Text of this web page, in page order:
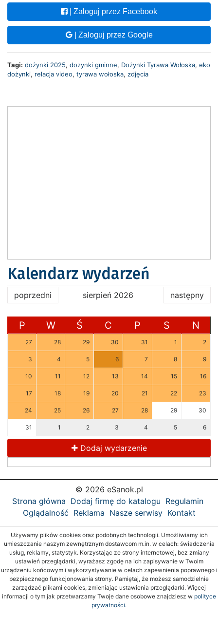
| Zaloguj przez Facebook
| Zaloguj przez Google
Tagi: dożynki 2025, dozynki gminne, Dożynki Tyrawa Wołoska, eko
dożynki, relacja video, tyrawa wołoska, zdjęcia
Kalendarz wydarzeń
poprzedni sierpień 2026 następny
P W Ś C P S N
27 28 29 30 31 1 2
3 4 5 6 7 8 9
10 11 12 13 14 15 16
17 18 19 20 21 22 23
24 25 26 27 28 29 30
31 1 2 3 4 5 6
Dodaj wydarzenie
© 2026 eSanok.pl
Strona główna Dodaj firmę do katalogu Regulamin
Oglądalność Reklama Nasze serwisy Kontakt
Używamy plików cookies oraz podobnych technologii. Umożliwiamy ich
umieszczanie naszym zewnętrznym dostawcom m.in. w celach: świadczenia
usług, reklamy, statystyk. Korzystając ze strony internetowej, bez zmiany
ustawień przeglądarki, wyrażasz zgodę na ich zapisywanie w Twoim
urządzeniu końcowym i wykorzystywanie w celach zapewnienia poprawnego i
bezpiecznego funkcjonowania strony. Pamiętaj, że możesz samodzielnie
zarządzać plikami cookies, zmieniając ustawienia przeglądarki. Więcej
informacji o tym jak przetwarzamy Twoje dane osobowe znajdziesz w polityce
prywatności.